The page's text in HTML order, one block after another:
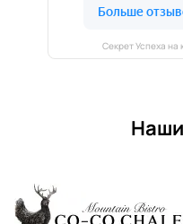
Секрет Успеха на